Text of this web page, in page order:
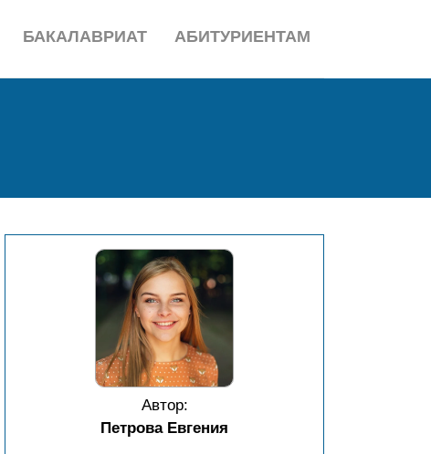
АБИТУРИЕНТАМ
БАКАЛАВРИАТ
Автор:
Петрова Евгения